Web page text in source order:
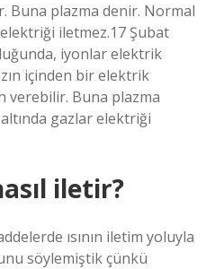
Buna plazma denir. Normal
iletmez.17 Şubat
iyonlar elektrik
içinden bir elektrik
verebilir. Buna plazma
gazlar elektriği
iletir?
ısının iletim yoluyla
söylemiştik çünkü